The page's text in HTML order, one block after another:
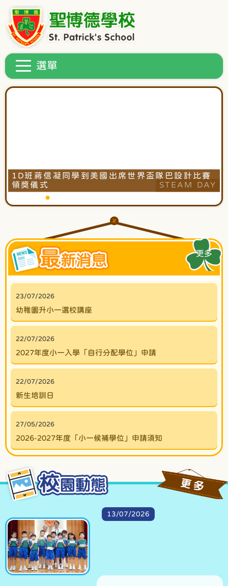
1D班蔣信凝同學到美國出席世界盃隊巴設計比賽
領獎儀式 STEAM DAY
更多
23/07/2026
幼稚園升小一選校講座
22/07/2026
2027年度小一入學「自行分配學位」申請
22/07/2026
新生培訓日
27/05/2026
2026-2027年度「小一候補學位」申請須知
27/05/2026
2026-2027年度「小一候補學位」申請表
13/07/2026